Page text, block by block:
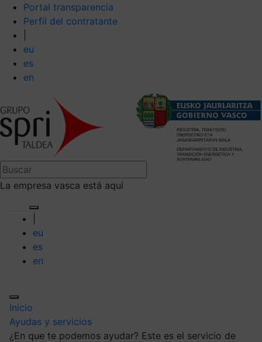
Portal transparencia
Perfil del contratante
eu
es
en
La empresa vasca está aquí
eu
es
en
Inicio
Ayudas y servicios
¿En que te podemos ayudar? Este es el servicio de